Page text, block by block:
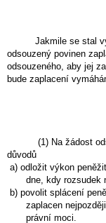
Jakmile se stal
odsouzený povinen
odsouzeného, aby jej
bude zaplacení
(1) Na žádost
důvodů
a) odložit výkon
dne, kdy rozsudek
b) povolit splácení
zaplacen
právní moci.